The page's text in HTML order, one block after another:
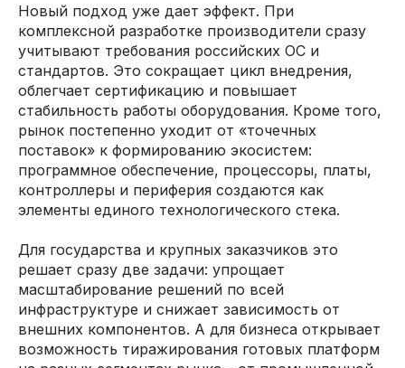
Новый подход уже дает эффект. При
комплексной разработке производители сразу
учитывают требования российских ОС и
стандартов. Это сокращает цикл внедрения,
облегчает сертификацию и повышает
стабильность работы оборудования. Кроме того,
рынок постепенно уходит от «точечных
поставок» к формированию экосистем:
программное обеспечение, процессоры, платы,
контроллеры и периферия создаются как
элементы единого технологического стека.
Для государства и крупных заказчиков это
решает сразу две задачи: упрощает
масштабирование решений по всей
инфраструктуре и снижает зависимость от
внешних компонентов. А для бизнеса открывает
возможность тиражирования готовых платформ